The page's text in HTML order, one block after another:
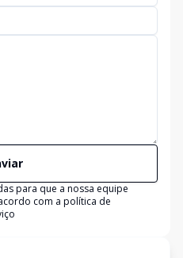
para que a nossa equipe
com a política de